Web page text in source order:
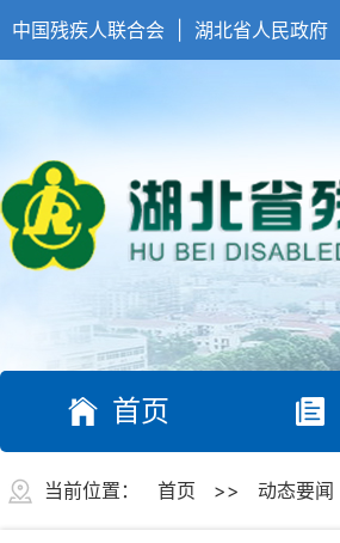
中国残疾人联合会 湖北省人民政府
首页
当前位置： 首页 >> 动态要闻